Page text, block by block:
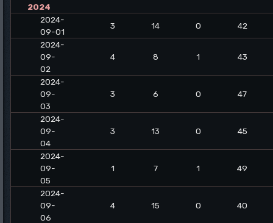
2024
2024-
09-01
3 14 0
42
2024-
09-
02
4 8 1 43
2024-
09-
03
3 6 0 47
2024-
09-
04
3 13 0 45
2024-
09-
05
1 7 1 49
2024-
09-
06
4 15 0 40